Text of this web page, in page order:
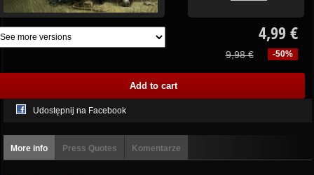
4,99 €
-50%
9,98 €
Udostępnij na Facebook
More info Press Quotes Komentarze